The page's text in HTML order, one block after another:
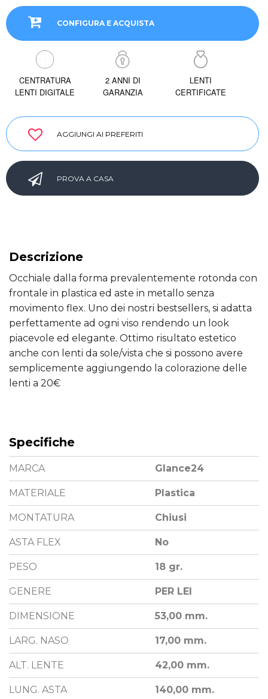
CONFIGURA E ACQUISTA
CENTRATURA
LENTI DIGITALE
2 ANNI DI
GARANZIA
LENTI
CERTIFICATE
AGGIUNGI AI PREFERITI
PROVA A CASA
Descrizione
Occhiale dalla forma prevalentemente rotonda con
frontale in plastica ed aste in metallo senza
movimento flex. Uno dei nostri bestsellers, si adatta
perfettamente ad ogni viso rendendo un look
piacevole ed elegante. Ottimo risultato estetico
anche con lenti da sole/vista che si possono avere
semplicemente aggiungendo la colorazione delle
lenti a 20€
Specifiche
MARCA Glance24
MATERIALE Plastica
MONTATURA Chiusi
ASTA FLEX No
PESO 18 gr.
GENERE PER LEI
DIMENSIONE 53,00 mm.
LARG. NASO 17,00 mm.
ALT. LENTE 42,00 mm.
LUNG. ASTA 140,00 mm.